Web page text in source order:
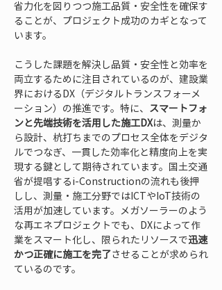
省力化を図りつつ施工品質・安全性を確保す
ることが、プロジェクト成功のカギとなって
います。
こうした課題を解決し品質・安全性と効率を
両立するために注目されているのが、建設業
界におけるDX（デジタルトランスフォーメ
ーション）の推進です。特に、 スマートフォ
ンと先端技術を活用した施工DXは、測量か
ら設計、杭打ちまでのプロセス全体をデジタ
ルでつなぎ、一貫した効率化と精度向上を実
現する鍵として期待されています。国土交通
省が提唱するi-Constructionの流れも後押
しし、測量・施工分野ではICTやIoT技術の
活用が加速しています。メガソーラーのよう
な再エネプロジェクトでも、DXによって作
業をスマート化し、限られたリソースで迅速
かつ正確に施工を完了させることが求められ
ているのです。